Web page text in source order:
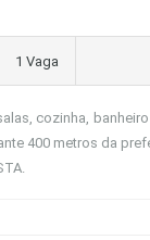
1 Vaga
cozinha,
400 metros da